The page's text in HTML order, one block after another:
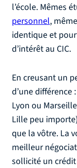
l’école. Mêmes
personnel,
identique et
d’intérêt au CIC.
En creusant un
d’une différence
Lyon ou
Lille peu
que la vôtre. La
meilleur
sollicité un